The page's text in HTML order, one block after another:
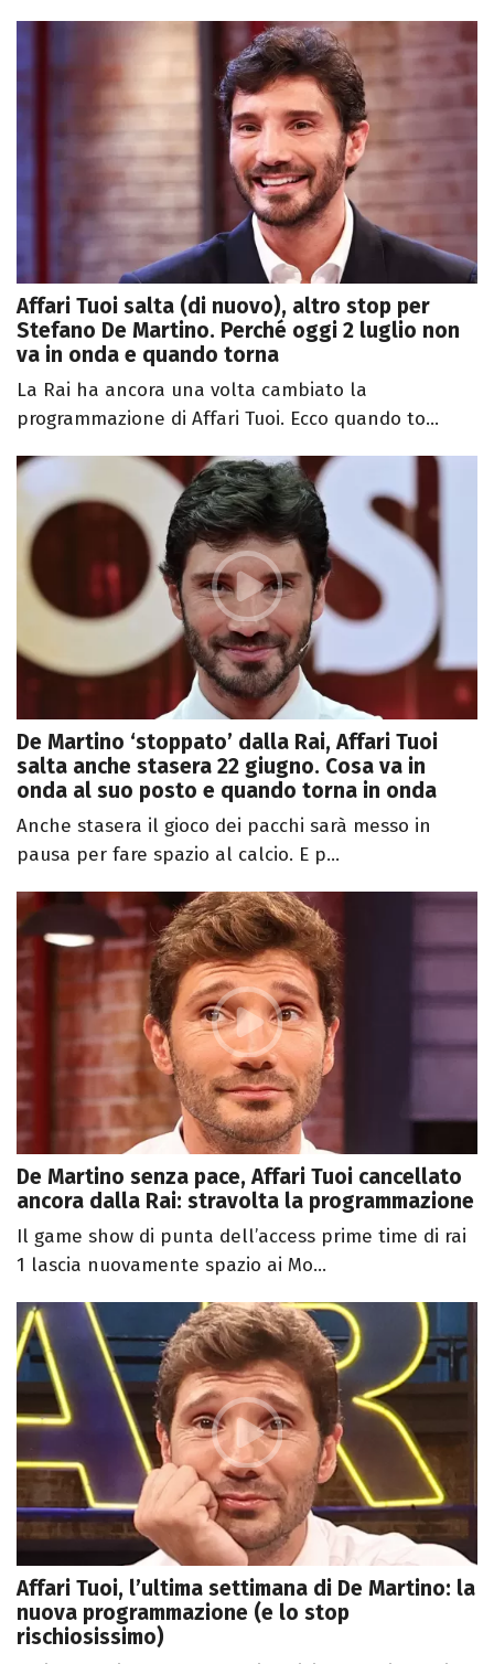
Affari Tuoi salta (di nuovo), altro stop per
Stefano De Martino. Perché oggi 2 luglio non
va in onda e quando torna
La Rai ha ancora una volta cambiato la
programmazione di Affari Tuoi. Ecco quando to...
De Martino ‘stoppato’ dalla Rai, Affari Tuoi
salta anche stasera 22 giugno. Cosa va in
onda al suo posto e quando torna in onda
Anche stasera il gioco dei pacchi sarà messo in
pausa per fare spazio al calcio. E p...
De Martino senza pace, Affari Tuoi cancellato
ancora dalla Rai: stravolta la programmazione
Il game show di punta dell’access prime time di rai
1 lascia nuovamente spazio ai Mo...
Affari Tuoi, l’ultima settimana di De Martino: la
nuova programmazione (e lo stop
rischiosissimo)